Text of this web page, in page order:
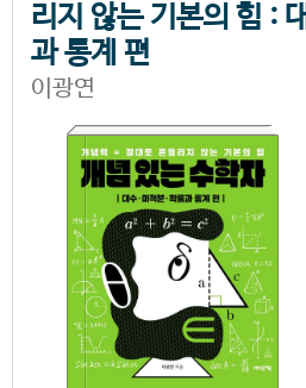
리지 않는 기본의 힘 :
과 통계 편
이광연